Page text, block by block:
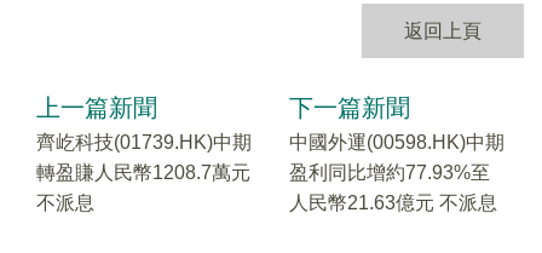
返回上頁
上一篇新聞
齊屹科技(01739.HK)中期
轉盈賺人民幣1208.7萬元
不派息
下一篇新聞
中國外運(00598.HK)中期
盈利同比增約77.93%至
人民幣21.63億元 不派息